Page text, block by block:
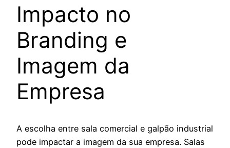
Impacto no
Branding e
Imagem da
Empresa
A escolha entre sala comercial e galpão industrial
pode impactar a imagem da sua empresa. Salas